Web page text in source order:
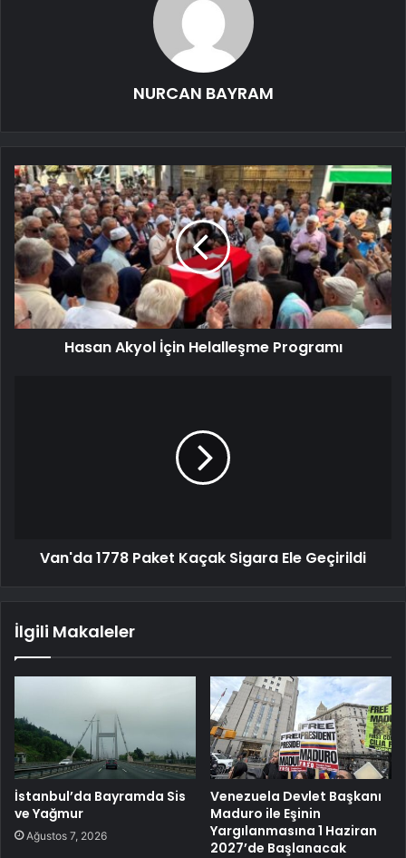
NURCAN BAYRAM
Hasan Akyol İçin Helalleşme Programı
Van'da 1778 Paket Kaçak Sigara Ele Geçirildi
İlgili Makaleler
İstanbul’da Bayramda Sis
ve Yağmur
Ağustos 7, 2026
Venezuela Devlet Başkanı
Maduro ile Eşinin
Yargılanmasına 1 Haziran
2027’de Başlanacak